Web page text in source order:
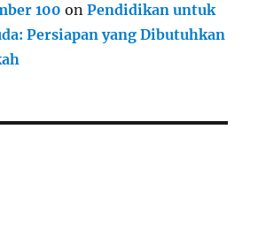
100 onPendidikan untuk
Persiapan yang Dibutuhkan